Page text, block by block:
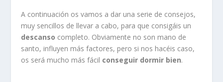
A continuación os vamos a dar una serie de consejos,
muy sencillos de llevar a cabo, para que consigáis un
descanso completo. Obviamente no son mano de
santo, influyen más factores, pero si nos hacéis caso,
os será mucho más fácil conseguir dormir bien.